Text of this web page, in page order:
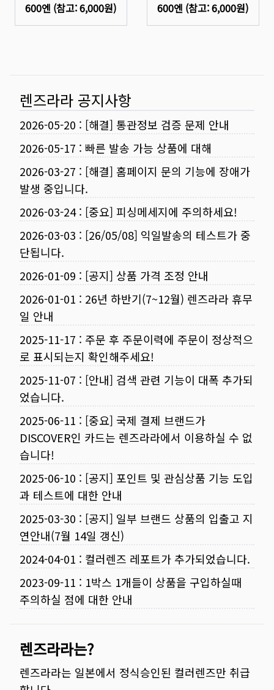
600엔 (참고:6,000원)
600엔 (참고:6,000원)
렌즈라라 공지사항
2026-05-20 : [해결] 통관정보 검증 문제 안내
2026-05-17 : 빠른 발송 가능 상품에 대해
2026-03-27 : [해결] 홈페이지 문의 기능에 장애가
발생 중입니다.
2026-03-24: [중요] 피싱메세지에 주의하세요!
2026-03-03 : [26/05/08] 익일발송의 테스트가 중
단됩니다.
2026-01-09 : [공지] 상품 가격 조정 안내
2026-01-01 : 26년 하반기(7~12월) 렌즈라라 휴무
일 안내
2025-11-17 : 주문 후 주문이력에 주문이 정상적으
로 표시되는지 확인해주세요!
2025-11-07 : [안내] 검색 관련 기능이 대폭 추가되
었습니다.
2025-06-11 : [중요] 국제 결제 브랜드가
DISCOVER인 카드는 렌즈라라에서 이용하실 수 없
습니다!
2025-06-10 : [공지] 포인트 및 관심상품 기능 도입
과 테스트에 대한 안내
2025-03-30 : [공지] 일부 브랜드 상품의 입출고 지
연안내(7월 14일 갱신)
2024-04-01 : 컬러렌즈 레포트가 추가되었습니다.
2023-09-11 : 1박스 1개들이 상품을 구입하실때
주의하실 점에 대한 안내
렌즈라라는?
렌즈라라는 일본에서 정식승인된 컬러렌즈만 취급